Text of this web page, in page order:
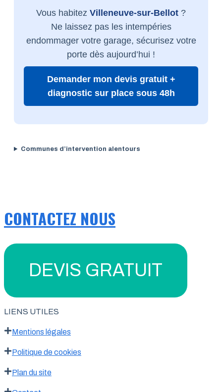
Vous habitez Villeneuve-sur-Bellot ?
Ne laissez pas les intempéries
endommager votre garage, sécurisez votre
porte dès aujourd’hui !
Demander mon devis gratuit +
diagnostic sur place sous 48h
Communes d’intervention alentours
CONTACTEZ NOUS
DEVIS GRATUIT
LIENS UTILES
Mentions légales
Politique de cookies
Plan du site